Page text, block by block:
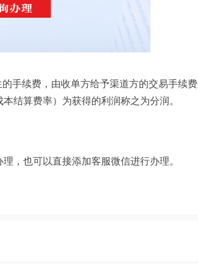
手续费，由收单方给予渠道方的交易手续费
结算费率）为获得的利润称之为分润。
，也可以直接添加客服微信进行办理。